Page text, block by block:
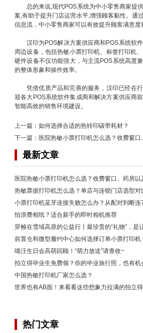
总的来说,现代POS系统为中小零售商家提
案,有助于提升门店运营水平,增强顾客黏性。通
信息流，中小零售商家可以有效提升顾客满意度
汉印为POS解决方案供应商和POS系统软
周边设备，包括热敏小票打印机、标签打印机
硬件设备不仅功能强大，与主流POS系统高度
的整体形象和操作效率。
凭借优质产品和完善的服务，汉印已经在
迎各大POS系统软件集成商和解决方案供应商
智能高效的销售环境建设。
上一篇： 如何选择合适的热转印碳带耗材？
下一篇： 医院热敏小票打印机怎么选？收费窗
最新文章
医院热敏小票打印机怎么选？收费窗口、药房
热敏票据打印机怎么选？单店与连锁门店选型对
小票打印机蓝牙连接失败怎么办？从配对到断连
怕浪费相纸？适合新手的即时相机推荐
穿梭在雪域高原的公益行丨最珍贵的“礼物”，是
前置仓和微型履约中心如何选择订单小票打印机
喵汪生日会高萌回顾！“萌力放送”请查收~
拍立得毕业生免费领？你的毕业旅行照，也有机
中国热敏打印机厂家怎么选？
世界也有AB面！来看看这些想象力拉满的拍立
热门文章